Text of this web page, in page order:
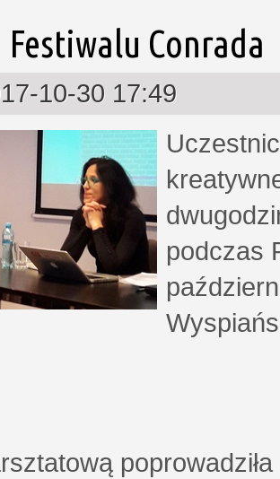
Festiwalu Conrada
10-30 17:49
podczas